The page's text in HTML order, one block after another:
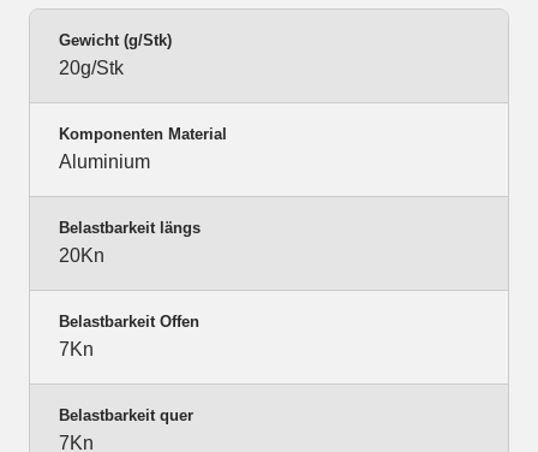
Gewicht (g/Stk)
20g/Stk
Komponenten Material
Aluminium
Belastbarkeit längs
20Kn
Belastbarkeit Offen
7Kn
Belastbarkeit quer
7Kn